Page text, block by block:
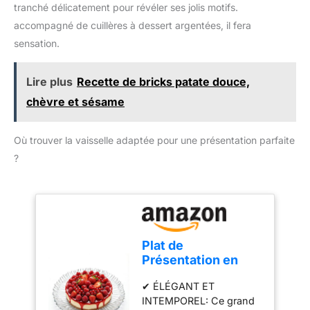
accessoires. Compact et
pratique pour un usage
mixeur est facile à ranger
tranché délicatement pour révéler ses jolis motifs.
accompagné de cuillères à dessert argentées, il fera
sensation.
Lire plus Recette de bricks patate douce,
chèvre et sésame
Où trouver la vaisselle adaptée pour une présentation parfaite
?
Plat de
Présentation en
Grand Plateau de
Service
✔ ÉLÉGANT ET
INTEMPOREL: Ce grand